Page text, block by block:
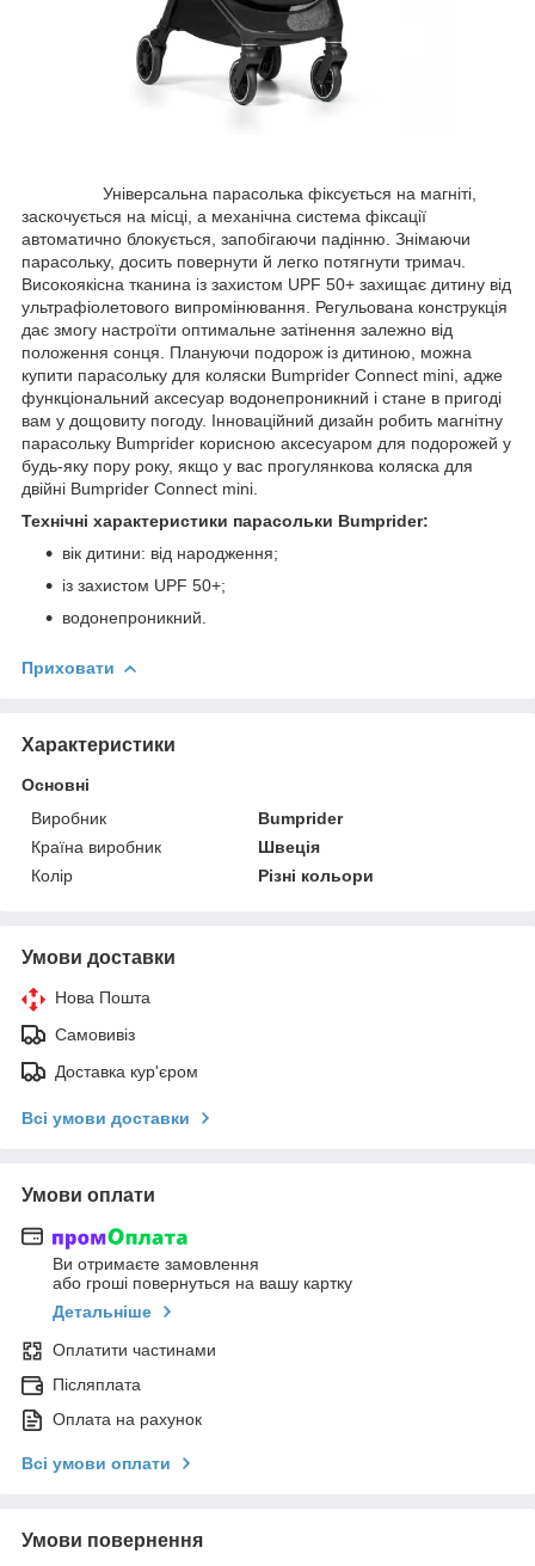
Універсальна парасолька фіксується на магніті,
заскочується на місці, а механічна система фіксації
автоматично блокується, запобігаючи падінню. Знімаючи
парасольку, досить повернути й легко потягнути тримач.
Високоякісна тканина із захистом UPF 50+ захищає дитину від
ультрафіолетового випромінювання. Регульована конструкція
дає змогу настроїти оптимальне затінення залежно від
положення сонця. Плануючи подорож із дитиною, можна
купити парасольку для коляски Bumprider Connect mini, адже
функціональний аксесуар водонепроникний і стане в пригоді
вам у дощовиту погоду. Інноваційний дизайн робить магнітну
парасольку Bumprider корисною аксесуаром для подорожей у
будь-яку пору року, якщо у вас прогулянкова коляска для
двійні Bumprider Connect mini.
Технічні характеристики парасольки Bumprider:
вік дитини: від народження;
із захистом UPF 50+;
водонепроникний.
Приховати
Характеристики
Основні
Виробник
Bumprider
Країна виробник
Швеція
Колір
Різні кольори
Умови доставки
Нова Пошта
Самовивіз
Доставка кур'єром
Всі умови доставки
Умови оплати
Ви отримаєте замовлення
або гроші повернуться на вашу картку
Детальніше
Оплатити частинами
Післяплата
Оплата на рахунок
Всі умови оплати
Умови повернення